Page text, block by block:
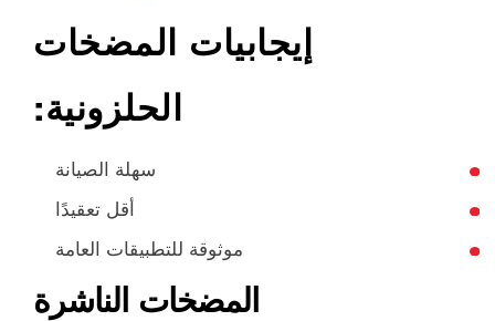
إيجابيات المضخات
الحلزونية:
سهلة الصيانة
أقل تعقيدًا
موثوقة للتطبيقات العامة
المضخات الناشرة